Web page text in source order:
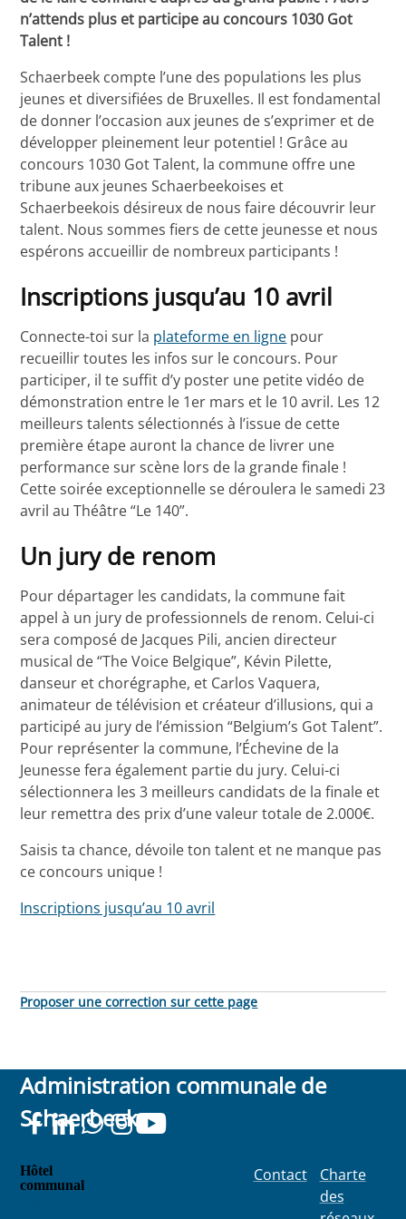
n’attends plus et participe au concours 1030 Got
Talent !
Schaerbeek compte l’une des populations les plus
jeunes et diversifiées de Bruxelles. Il est fondamental
de donner l’occasion aux jeunes de s’exprimer et de
développer pleinement leur potentiel ! Grâce au
concours 1030 Got Talent, la commune offre une
tribune aux jeunes Schaerbeekoises et
Schaerbeekois désireux de nous faire découvrir leur
talent. Nous sommes fiers de cette jeunesse et nous
espérons accueillir de nombreux participants !
Inscriptions jusqu’au 10 avril
Connecte-toi sur la plateforme en ligne pour
recueillir toutes les infos sur le concours. Pour
participer, il te suffit d’y poster une petite vidéo de
démonstration entre le 1er mars et le 10 avril. Les 12
meilleurs talents sélectionnés à l’issue de cette
première étape auront la chance de livrer une
performance sur scène lors de la grande finale !
Cette soirée exceptionnelle se déroulera le samedi 23
avril au Théâtre “Le 140”.
Un jury de renom
Pour départager les candidats, la commune fait
appel à un jury de professionnels de renom. Celui-ci
sera composé de Jacques Pili, ancien directeur
musical de “The Voice Belgique”, Kévin Pilette,
danseur et chorégraphe, et Carlos Vaquera,
animateur de télévision et créateur d’illusions, qui a
participé au jury de l’émission “Belgium’s Got Talent”.
Pour représenter la commune, l’Échevine de la
Jeunesse fera également partie du jury. Celui-ci
sélectionnera les 3 meilleurs candidats de la finale et
leur remettra des prix d’une valeur totale de 2.000€.
Saisis ta chance, dévoile ton talent et ne manque pas
ce concours unique !
Inscriptions jusqu’au 10 avril
Proposer une correction sur cette page
Administration communale de
Schaerbeek
Hôtel
communal
Contact
Charte
des